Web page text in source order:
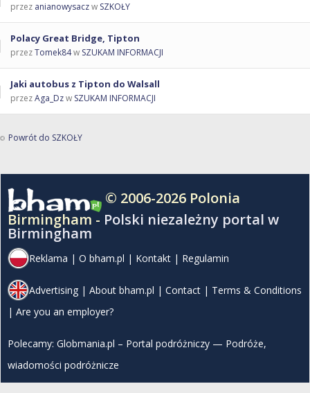
przez anianowysaczw SZKOŁY
Polacy Great Bridge, Tipton
przezTomek84w SZUKAM INFORMACJI
Jaki autobus z Tipton do Walsall
przezAga_Dzw SZUKAM INFORMACJI
Powrót do SZKOŁY
© 2006-2026 Polonia
Birmingham - Polski niezależny portal w
Birmingham
Reklama | O bham.pl | Kontakt | Regulamin
Advertising | About bham.pl | Contact | Terms & Conditions
| Are you an employer?
Polecamy: Globmania.pl – Portal podróżniczy — Podróże,
wiadomości podróżnicze